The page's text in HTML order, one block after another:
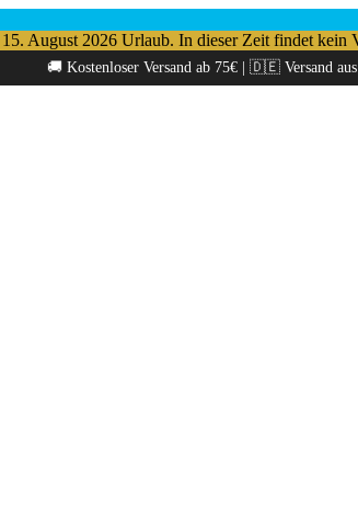
August 2026 Urlaub. In dieser Zeit findet kein
🚚 Kostenloser Versand ab 75€ | 🇩🇪 Versand